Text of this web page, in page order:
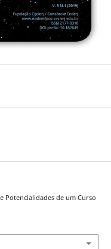
Potencialidades de um Curso